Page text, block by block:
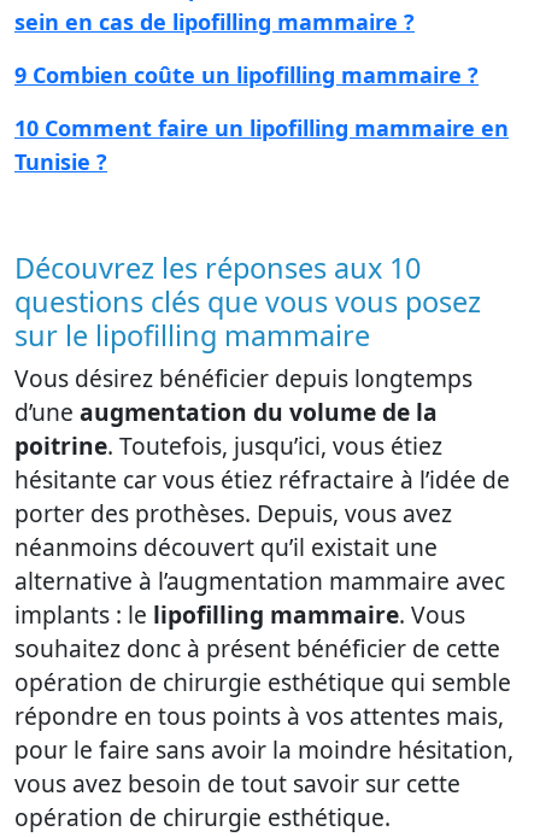
sein en cas de lipofilling mammaire ?
9 Combien coûte un lipofilling mammaire ?
10 Comment faire un lipofilling mammaire en
Tunisie ?
Découvrez les réponses aux 10
questions clés que vous vous posez
sur le lipofilling mammaire
Vous désirez bénéficier depuis longtemps
d’une augmentation du volume de la
poitrine. Toutefois, jusqu’ici, vous étiez
hésitante car vous étiez réfractaire à l’idée de
porter des prothèses. Depuis, vous avez
néanmoins découvert qu’il existait une
alternative à l’augmentation mammaire avec
implants : le lipofilling mammaire. Vous
souhaitez donc à présent bénéficier de cette
opération de chirurgie esthétique qui semble
répondre en tous points à vos attentes mais,
pour le faire sans avoir la moindre hésitation,
vous avez besoin de tout savoir sur cette
opération de chirurgie esthétique.